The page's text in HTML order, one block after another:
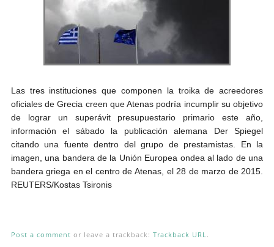
Las tres instituciones que componen la troika de acreedores
oficiales de Grecia creen que Atenas podría incumplir su objetivo
de lograr un superávit presupuestario primario este año,
información el sábado la publicación alemana Der Spiegel
citando una fuente dentro del grupo de prestamistas. En la
imagen, una bandera de la Unión Europea ondea al lado de una
bandera griega en el centro de Atenas, el 28 de marzo de 2015.
REUTERS/Kostas Tsironis
Post a comment or leave a trackback: Trackback URL .